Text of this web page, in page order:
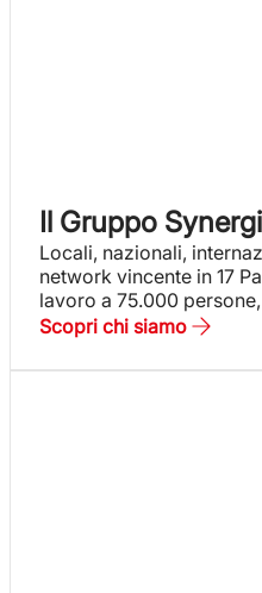
Il Gruppo
Locali, nazionali,
network vincente in 17
lavoro a 75.000
Scopri chi siamo